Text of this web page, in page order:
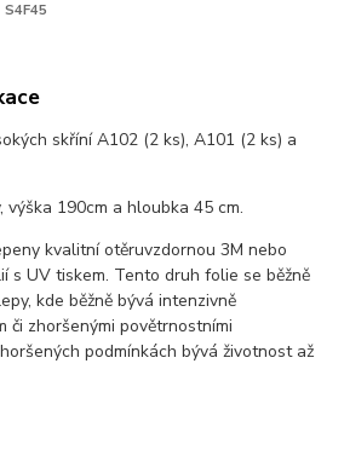
S4F45
skříní A102 (2 ks), A101 (2 ks) a
výška 190cm a hloubka 45 cm.
kvalitní otěruvzdornou 3M nebo
s UV tiskem. Tento druh folie se běžně
kde běžně bývá intenzivně
či zhoršenými povětrnostními
podmínkách bývá životnost až